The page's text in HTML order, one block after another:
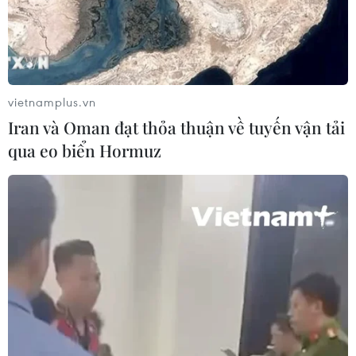
Lãnh đạo EU kêu gọi 'hành động
thống nhất' về biên giới
03/08/2026 14:35
Google châm ngòi cuộc đối
quyền số
Giáo hoàng Leo XIV ban hành Luật
Cơ bản mới của Vatican
03/08/2026 05:32
vietnamplus.vn
Iran và Oman đạt thỏa thuận về tuyến vận tải
qua eo biển Hormuz